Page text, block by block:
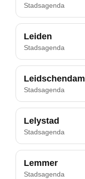
Stadsagenda
Leiden
Stadsagenda
Leidschendam
Stadsagenda
Lelystad
Stadsagenda
Lemmer
Stadsagenda